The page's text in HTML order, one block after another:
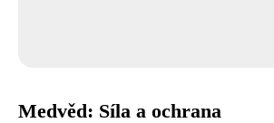
Medvěd: Síla a ochrana